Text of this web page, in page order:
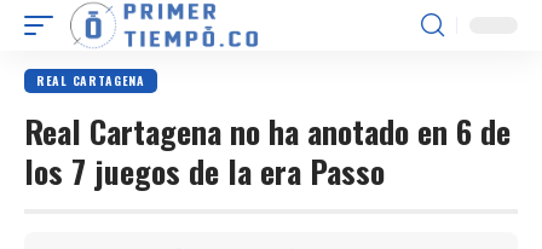
REAL CARTAGENA
Real Cartagena no ha anotado en 6 de
los 7 juegos de la era Passo